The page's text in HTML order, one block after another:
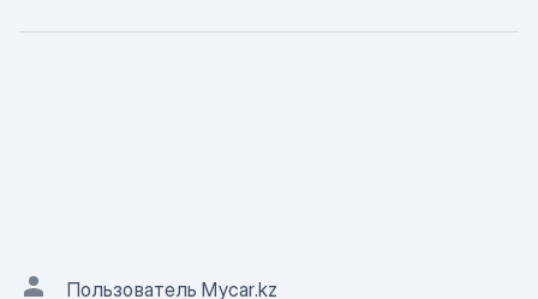
Пользователь Mycar.kz